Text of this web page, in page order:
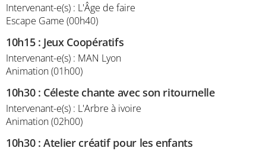
Intervenant-e(s) : L'Âge de faire
Escape Game (00h40)
10h15: Jeux Coopératifs
Intervenant-e(s) : MAN Lyon
Animation (01h00)
10h30: Céleste chante avec son ritournelle
Intervenant-e(s) : L'Arbre à ivoire
Animation (02h00)
10h30:Atelier créatif pour les enfants